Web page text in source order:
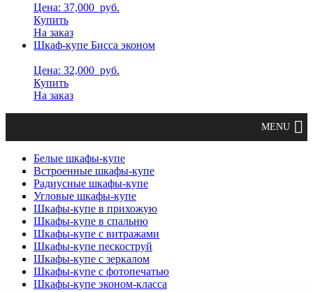
Цена: 37,000 руб.
Купить
На заказ
Шкаф-купе Бисса эконом
Цена: 32,000 руб.
Купить
На заказ
Белые шкафы-купе
Встроенные шкафы-купе
Радиусные шкафы-купе
Угловые шкафы-купе
Шкафы-купе в прихожую
Шкафы-купе в спальню
Шкафы-купе с витражами
Шкафы-купе пескоструй
Шкафы-купе с зеркалом
Шкафы-купе с фотопечатью
Шкафы-купе эконом-класса